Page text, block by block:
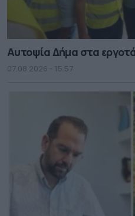
Αυτοψία Δήμα στα
07.08.2026 - 15.57